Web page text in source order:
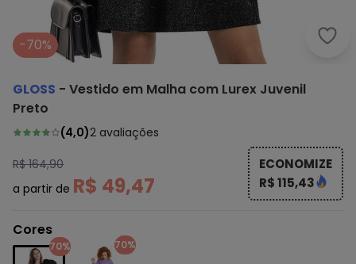
-70%
GLOSS - Vestido em Malha com Lurex Juvenil
Preto
(4,0)2 avaliações
R$ 164,90
a partir de R$ 49,47
ECONOMIZE
R$ 115,43
Cores
70% 70%